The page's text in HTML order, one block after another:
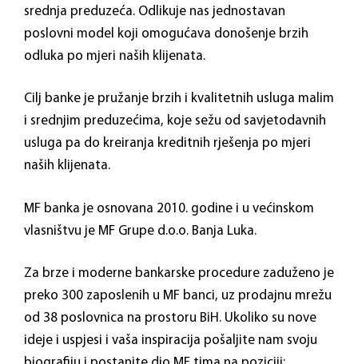
srednja preduzeća. Odlikuje nas jednostavan
poslovni model koji omogućava donošenje brzih
odluka po mjeri naših klijenata.
Cilj banke je pružanje brzih i kvalitetnih usluga malim
i srednjim preduzećima, koje sežu od savjetodavnih
usluga pa do kreiranja kreditnih rješenja po mjeri
naših klijenata.
MF banka je osnovana 2010. godine i u većinskom
vlasništvu je MF Grupe d.o.o. Banja Luka.
Za brze i moderne bankarske procedure zaduženo je
preko 300 zaposlenih u MF banci, uz prodajnu mrežu
od 38 poslovnica na prostoru BiH. Ukoliko su nove
ideje i uspjesi i vaša inspiracija pošaljite nam svoju